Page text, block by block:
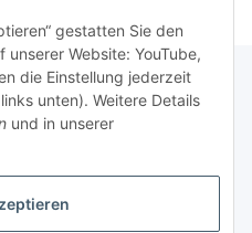
gestatten Sie den
Website: YouTube,
die Einstellung jederzeit
unten). Weitere Details
und in unserer